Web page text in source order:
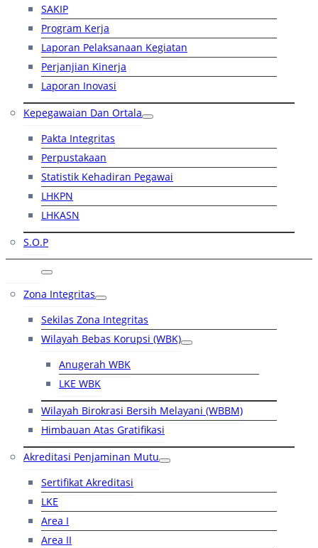
SAKIP
Program Kerja
Laporan Pelaksanaan Kegiatan
Perjanjian Kinerja
Laporan Inovasi
Kepegawaian Dan Ortala
Pakta Integritas
Perpustakaan
Statistik Kehadiran Pegawai
LHKPN
LHKASN
S.O.P
Zona Integritas
Sekilas Zona Integritas
Wilayah Bebas Korupsi (WBK)
Anugerah WBK
LKE WBK
Wilayah Birokrasi Bersih Melayani (WBBM)
Himbauan Atas Gratifikasi
Akreditasi Penjaminan Mutu
Sertifikat Akreditasi
LKE
Area I
Area II